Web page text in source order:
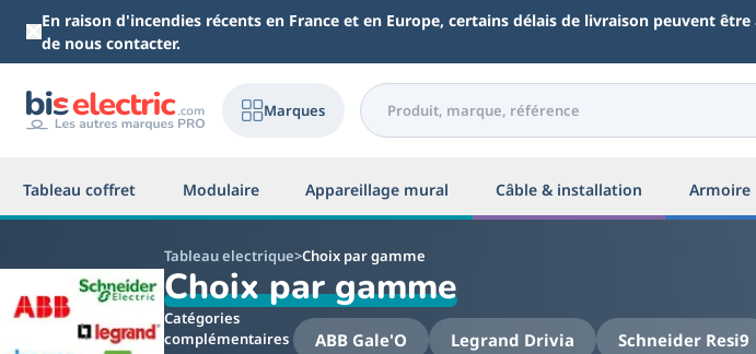
Aller au contenu principal
En raison d'incendies récents en France et en Europe, certains délais de livraison peuvent
de nous contacter.
Marques
Tableau coffret Modulaire Appareillage mural Câble & installation Armoire
Tableau electrique Choix par gamme
Choix par gamme
Catégories
complémentaires
ABB Gale'O Legrand Drivia Schneider Resi9